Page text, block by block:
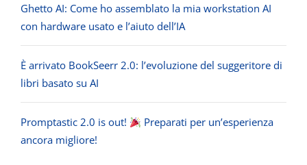
Ghetto AI: Come ho assemblato la mia workstation AI
con hardware usato e l’aiuto dell’IA
È arrivato BookSeerr 2.0: l’evoluzione del suggeritore di
libri basato su AI
Promptastic 2.0 is out!
Preparati per un’esperienza
ancora migliore!